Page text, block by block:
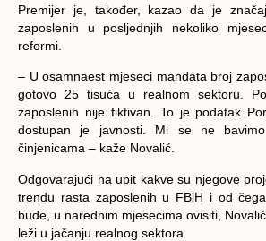
Premijer je, također, kazao da je
zaposlenih u posljednjih nekoliko
reformi.
– U osamnaest mjeseci mandata broj
gotovo 25 tisuća u realnom sektoru.
zaposlenih nije fiktivan. To je podatak
dostupan je javnosti. Mi se ne
činjenicama – kaže Novalić.
Odgovarajući na upit kakve su njegove
trendu rasta zaposlenih u FBiH i od
bude, u narednim mjesecima ovisiti,
leži u jačanju realnog sektora.